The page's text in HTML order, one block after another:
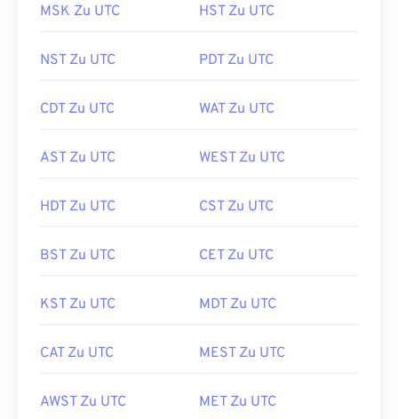
MSK Zu UTC HST Zu UTC
NST Zu UTC PDT Zu UTC
CDT Zu UTC WAT Zu UTC
AST Zu UTC WEST Zu UTC
HDT Zu UTC CST Zu UTC
BST Zu UTC CET Zu UTC
KST Zu UTC MDT Zu UTC
CAT Zu UTC MEST Zu UTC
AWST Zu UTC MET Zu UTC